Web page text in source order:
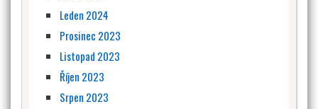
Leden 2024
Prosinec 2023
Listopad 2023
Říjen 2023
Srpen 2023